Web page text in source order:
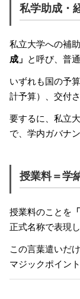
私学助成・
私立大学への補
成」 と呼び、普
いずれも国の予
計予算）、交付
要するに、私立
で、学内ガバナ
授業料＝学
授業料のことを
正式名称で表現
この言葉遣いだ
マジックポイン